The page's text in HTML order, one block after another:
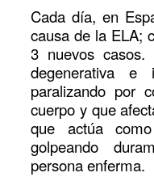
Cada día, en
causa de la ELA;
3 nuevos
degenerativa e
paralizando por
cuerpo y que
que actúa
golpeando
persona enferma.